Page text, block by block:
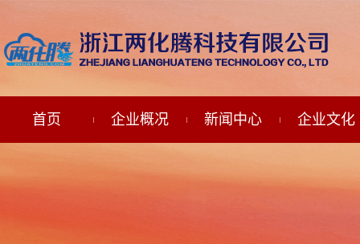
首页 企业概况 新闻中心 企业文化